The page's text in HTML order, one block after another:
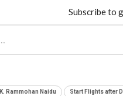
Subscribe to
K. Rammohan Naidu Start Flights after